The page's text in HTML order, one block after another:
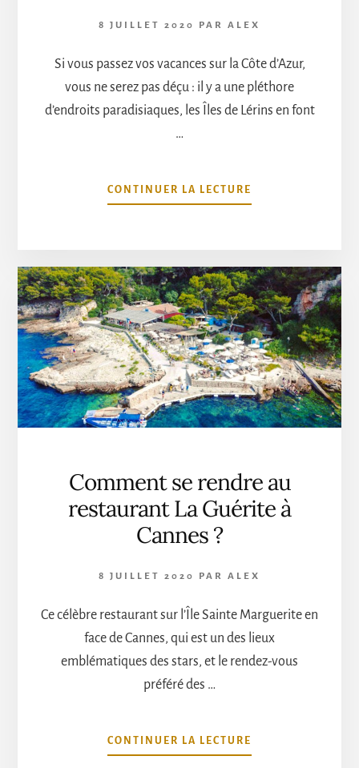
8 JUILLET 2020 PAR ALEX
Si vous passez vos vacances sur la Côte d’Azur,
vous ne serez pas déçu : il y a une pléthore
d’endroits paradisiaques, les Îles de Lérins en font
…
CONTINUER LA LECTURE
PROPOSLA
DÉJEUNEZ
SUR
UNE
ÎLE
Comment se rendre au
restaurant La Guérite à
Cannes ?
8 JUILLET 2020 PAR ALEX
Ce célèbre restaurant sur l’Île Sainte Marguerite en
face de Cannes, qui est un des lieux
emblématiques des stars, et le rendez-vous
préféré des …
CONTINUER LA LECTURE